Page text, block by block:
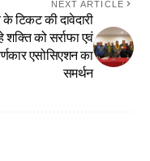
NEXT ARTICLE
टिकट की दावेदारी
शक्ति को सर्राफा एवं
एसोसिएशन का
समर्थन